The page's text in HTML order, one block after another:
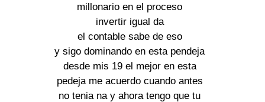
millonario en el proceso
invertir igual da
el contable sabe de eso
y sigo dominando en esta pendeja
desde mis 19 el mejor en esta
pedeja me acuerdo cuando antes
no tenia na y ahora tengo que tu